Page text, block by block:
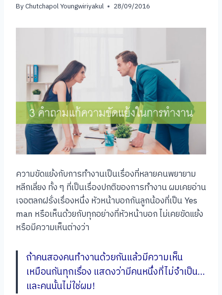
ByChutchapol Youngwiriyakul 28/09/2016
ความขัดแย้งกับการทำงานเป็นเรื่องที่หลายคนพยายาม
หลีกเลี่ยง ทั้ง ๆ ที่เป็นเรื่องปกติของการทำงาน ผมเคยอ่าน
เจอตลกฝรั่งเรื่องหนึ่ง หัวหน้าบอกกันลูกน้องที่เป็น Yes
man หรือเห็นด้วยกับทุกอย่างที่หัวหน้าบอก ไม่เคยขัดแย้ง
หรือมีความเห็นต่างว่า
ถ้าคนสองคนทำงานด้วยกันแล้วมีความเห็น
เหมือนกันทุกเรื่อง แสดงว่ามีคนหนึ่งที่ไม่จำเป็น…
และคนนั้นไม่ใช่ผม!